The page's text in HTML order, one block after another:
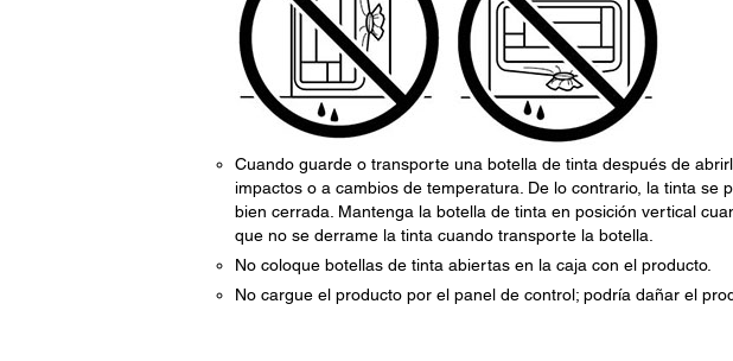
Cuando guarde o transporte una botella de tinta después de
impactos o a cambios de temperatura. De lo contrario, la tinta se
bien cerrada. Mantenga la botella de tinta en posición vertical
que no se derrame la tinta cuando transporte la botella.
No coloque botellas de tinta abiertas en la caja con el producto.
No cargue el producto por el panel de control; podría dañar el